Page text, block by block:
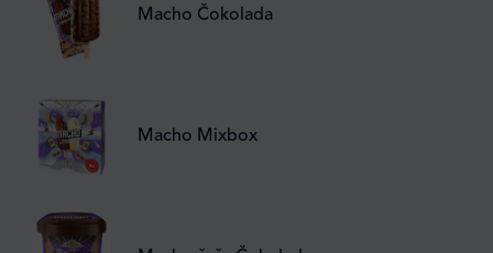
Macho Čokolada
Macho Mixbox